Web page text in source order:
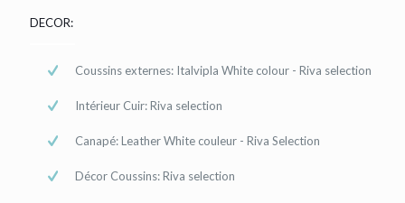
DECOR:
Coussins externes: Italvipla White colour - Riva selection
Intérieur Cuir: Riva selection
Canapé: Leather White couleur - Riva Selection
Décor Coussins: Riva selection